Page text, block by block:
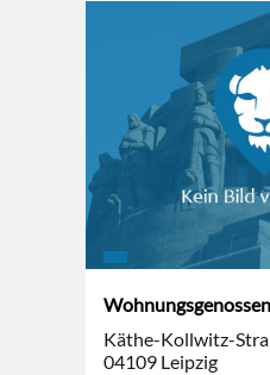
Käthe-Kollwitz-
04109 Leipzig